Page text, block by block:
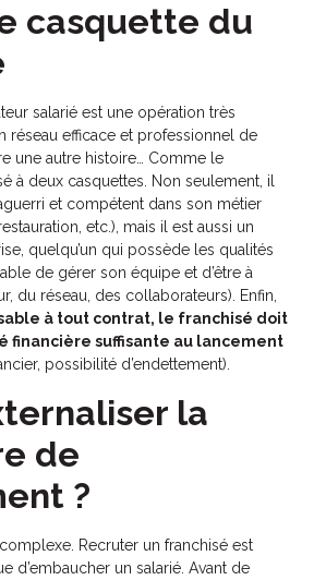
casquette du
salarié est une opération très
réseau efficace et professionnel de
une autre histoire… Comme le
à deux casquettes. Non seulement, il
et compétent dans son métier
etc.), mais il est aussi un
quelqu’un qui possède les qualités
de gérer son équipe et d’être à
du réseau, des collaborateurs). Enfin,
à tout contrat, le franchisé doit
financière suffisante au lancement
possibilité d’endettement).
la
de
?
Recruter un franchisé est
d’embaucher un salarié. Avant de